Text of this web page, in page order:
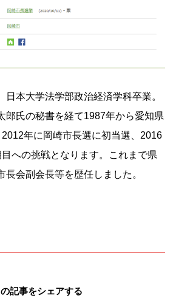
日本大学法学部政治経済学科卒業。
郎氏の秘書を経て1987年から愛知県
年に岡崎市長選に初当選、2016
への挑戦となります。これまで県
長会副会長等を歴任しました。
記事をシェアする